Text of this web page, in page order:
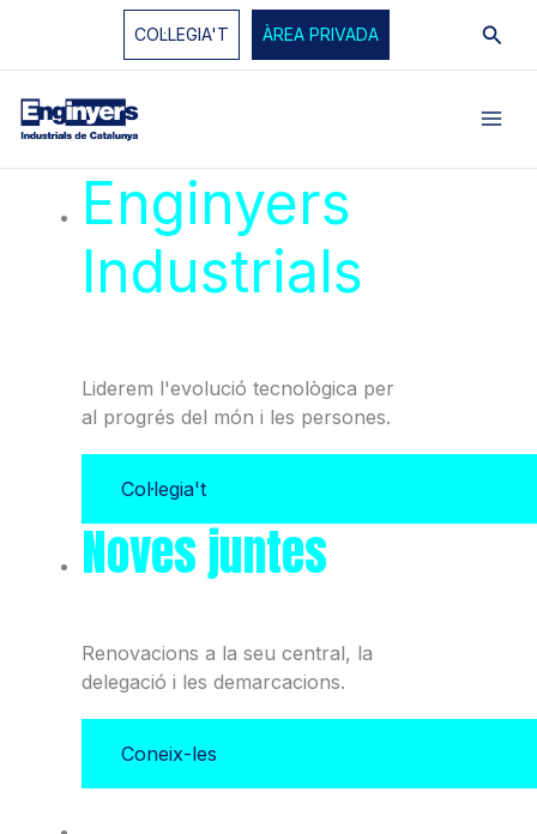
COL·LEGIA'T ÀREA PRIVADA
Enginyers
Industrials
Liderem l'evolució tecnològica per
al progrés del món i les persones.
Col·legia't
Noves juntes
Renovacions a la seu central, la
delegació i les demarcacions.
Coneix-les